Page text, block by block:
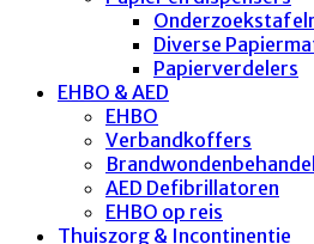
Diverse
Papierverdelers
EHBO & AED
EHBO
Verbandkoffers
AED Defibrillatoren
EHBO op reis
Thuiszorg & Incontinentie